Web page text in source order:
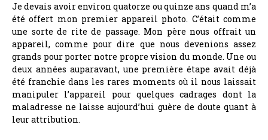
Je devais avoir environ quatorze ou quinze ans quand m’a
été offert mon premier appareil photo. C’était comme
une sorte de rite de passage. Mon père nous offrait un
appareil, comme pour dire que nous devenions assez
grands pour porter notre propre vision du monde. Une ou
deux années auparavant, une première étape avait déjà
été franchie dans les rares moments où il nous laissait
manipuler l’appareil pour quelques cadrages dont la
maladresse ne laisse aujourd’hui guère de doute quant à
leur attribution.